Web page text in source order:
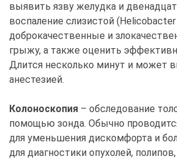
выявить язву желудка и
воспаление слизистой
доброкачественные и
грыжу, а также оценить
Длится несколько минут и может
анестезией.
Колоноскопия – обследование
помощью зонда. Обычно
для уменьшения дискомфорта и
для диагностики опухолей,